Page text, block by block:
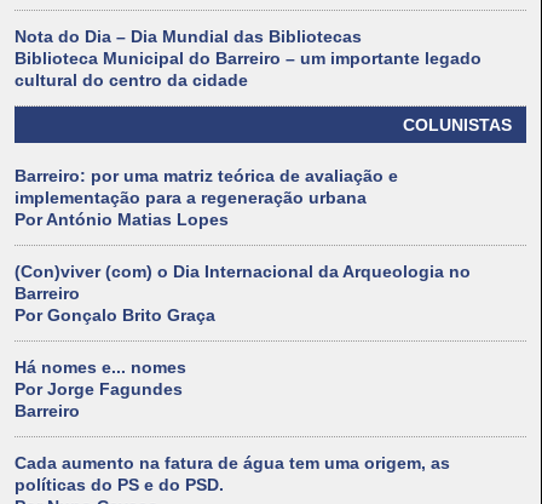
Nota do Dia – Dia Mundial das Bibliotecas
Biblioteca Municipal do Barreiro – um importante legado
cultural do centro da cidade
COLUNISTAS
Barreiro: por uma matriz teórica de avaliação e
implementação para a regeneração urbana
Por António Matias Lopes
(Con)viver (com) o Dia Internacional da Arqueologia no
Barreiro
Por Gonçalo Brito Graça
Há nomes e... nomes
Por Jorge Fagundes
Barreiro
Cada aumento na fatura de água tem uma origem, as
políticas do PS e do PSD.